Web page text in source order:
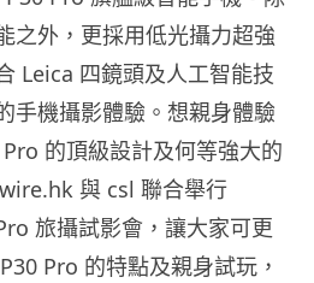
之外，更採用低光攝力超強
Leica 四鏡頭及人工智能技
手機攝影體驗。想親身體驗
的頂級設計及何等強大的
與 csl 聯合舉行
旅攝試影會，讓大家可更
Pro 的特點及親身試玩，